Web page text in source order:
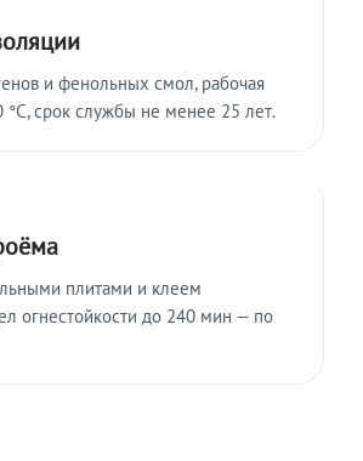
и фенольных смол, рабочая
°C, срок службы не менее 25 лет.
плитами и клеем
огнестойкости до 240 мин — по